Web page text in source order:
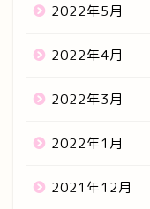
2022年5月
2022年4月
2022年3月
2022年1月
2021年12月